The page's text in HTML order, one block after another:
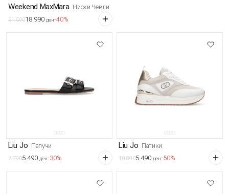
Weekend MaxMara Ниски Чевли
31.59018.990 ден-40%
Liu Jo Папучи
7.7905.490 ден-30%
Liu Jo Патики
10.8905.490 ден-50%